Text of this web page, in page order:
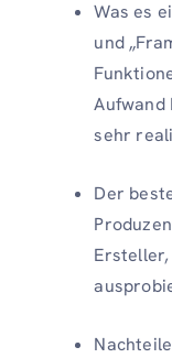
Was es
und
Aufwand
sehr
Der
Ersteller,